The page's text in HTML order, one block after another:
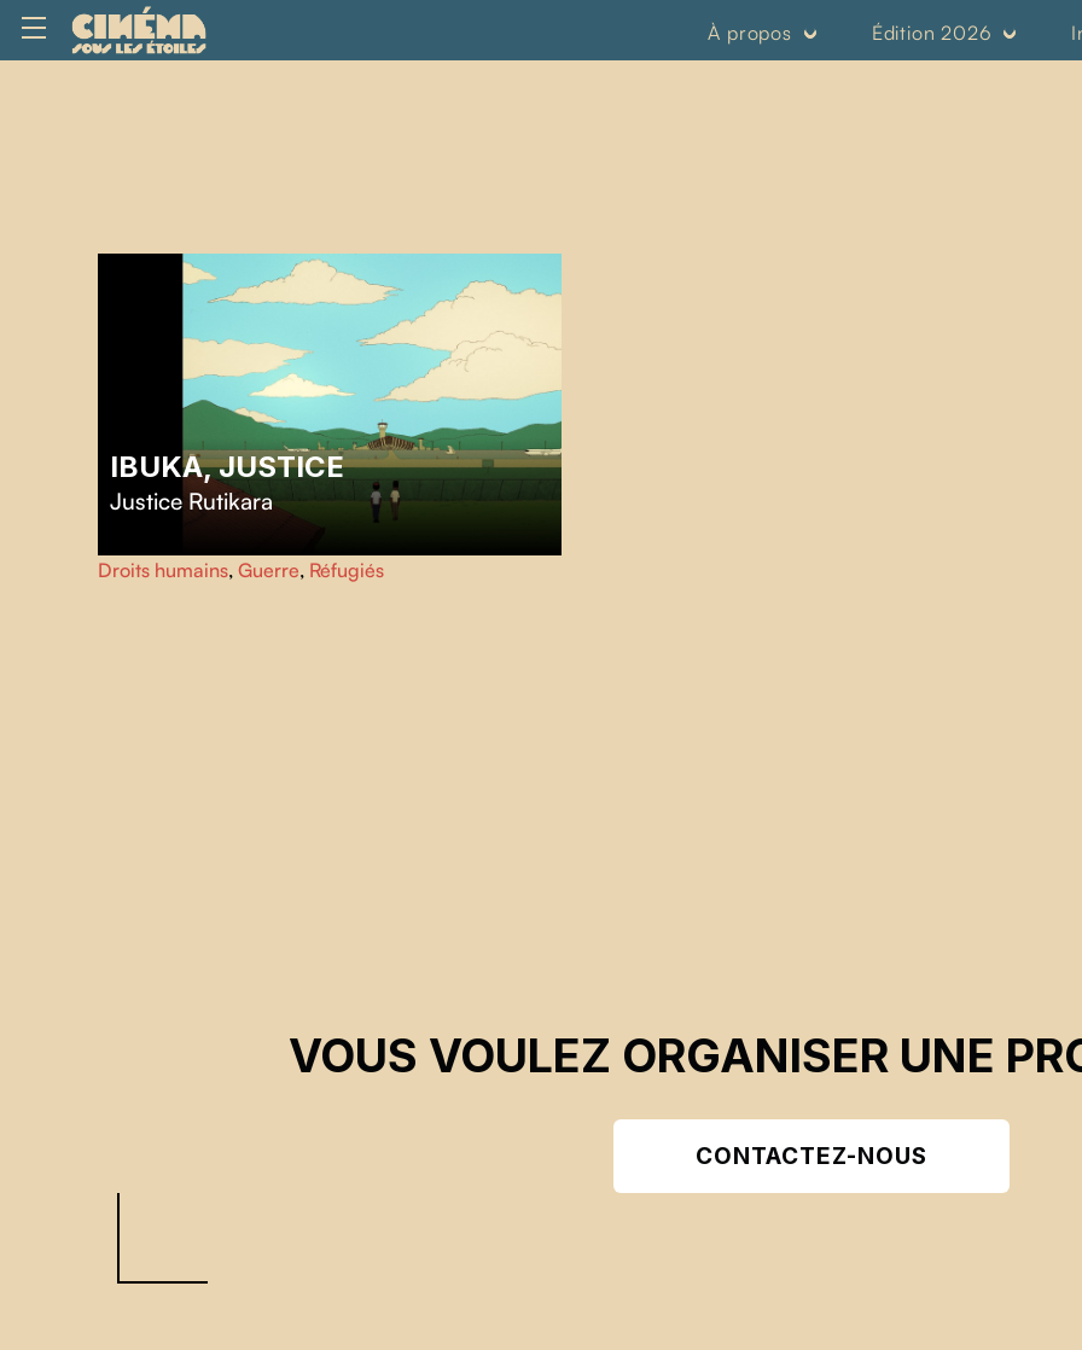
À propos Édition 2026
IBUKA, JUSTICE
Justice Rutikara
À Kigali, Valentine et Jean-Claude forment un nouveau
couple de jeunes parents lorsque la menace d’une
Droits humains, Guerre, Réfugiés
VOUS VOULEZ ORGANISER UNE
CONTACTEZ-NOUS